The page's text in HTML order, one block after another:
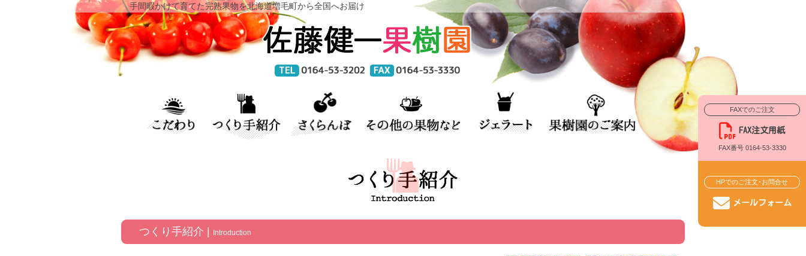
手間暇かけて育てた完熟果物を北海道増毛町から全国へお届け
FAXでのご注文
FAX注文用紙
FAX番号 0164-53-3330
HPでのご注文･お問合せ
メールフォーム
つくり手紹介 | Introduction